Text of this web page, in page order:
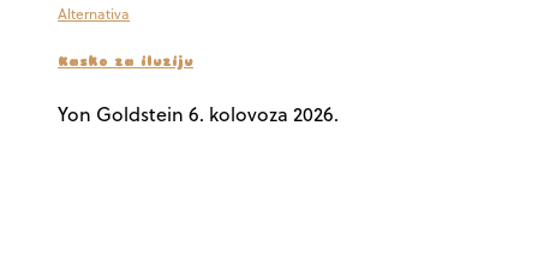
Alternativa
Kasko za iluziju
Yon Goldstein 6. kolovoza 2026.